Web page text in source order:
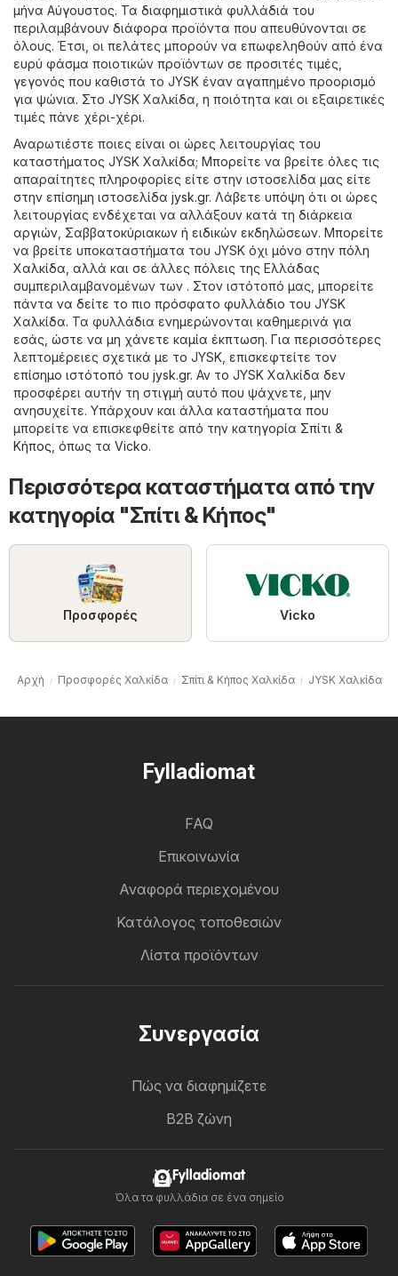
μήνα Αύγουστος. Τα διαφημιστικά φυλλάδιά του
περιλαμβάνουν διάφορα προϊόντα που απευθύνονται σε
όλους. Έτσι, οι πελάτες μπορούν να επωφεληθούν από ένα
ευρύ φάσμα ποιοτικών προϊόντων σε προσιτές τιμές,
γεγονός που καθιστά το JYSK έναν αγαπημένο προορισμό
για ψώνια. Στο JYSK Χαλκίδα, η ποιότητα και οι εξαιρετικές
τιμές πάνε χέρι-χέρι.
Αναρωτιέστε ποιες είναι οι ώρες λειτουργίας του
καταστήματος JYSK Χαλκίδα; Μπορείτε να βρείτε όλες τις
απαραίτητες πληροφορίες είτε στην ιστοσελίδα μας είτε
στην επίσημη ιστοσελίδα jysk.gr. Λάβετε υπόψη ότι οι ώρες
λειτουργίας ενδέχεται να αλλάξουν κατά τη διάρκεια
αργιών, Σαββατοκύριακων ή ειδικών εκδηλώσεων. Μπορείτε
να βρείτε υποκαταστήματα του JYSK όχι μόνο στην πόλη
Χαλκίδα, αλλά και σε άλλες πόλεις της Ελλάδας
συμπεριλαμβανομένων των . Στον ιστότοπό μας, μπορείτε
πάντα να δείτε το πιο πρόσφατο φυλλάδιο του JYSK
Χαλκίδα. Τα φυλλάδια ενημερώνονται καθημερινά για
εσάς, ώστε να μη χάνετε καμία έκπτωση. Για περισσότερες
λεπτομέρειες σχετικά με το JYSK, επισκεφτείτε τον
επίσημο ιστότοπό του jysk.gr. Αν το JYSK Χαλκίδα δεν
προσφέρει αυτήν τη στιγμή αυτό που ψάχνετε, μην
ανησυχείτε. Υπάρχουν και άλλα καταστήματα που
μπορείτε να επισκεφθείτε από την κατηγορία Σπίτι &
Κήπος , όπως τα Vicko.
Περισσότερα καταστήματα από την
κατηγορία "Σπίτι & Κήπος"
Προσφορές Vicko
Αρχή Προσφορές Χαλκίδα Σπίτι & Κήπος Χαλκίδα JYSK Χαλκίδα
Fylladiomat
FAQ
Επικοινωνία
Αναφορά περιεχομένου
Κατάλογος τοποθεσιών
Λίστα προϊόντων
Συνεργασία
Πώς να διαφημίζετε
B2B ζώνη
Fylladiomat
Όλα τα φυλλάδια σε ένα σημείο